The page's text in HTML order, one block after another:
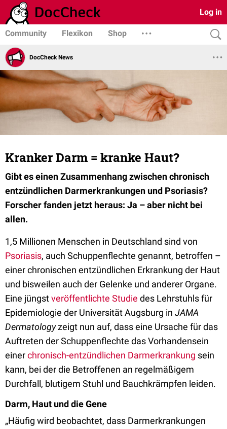
Log in
Community Flexikon Shop
DocCheck News
Kranker Darm = kranke Haut?
Gibt es einen Zusammenhang zwischen chronisch
entzündlichen Darmerkrankungen und Psoriasis?
Forscher fanden jetzt heraus: Ja – aber nicht bei
allen.
1,5 Millionen Menschen in Deutschland sind von
Psoriasis, auch Schuppenflechte genannt, betroffen –
einer chronischen entzündlichen Erkrankung der Haut
und bisweilen auch der Gelenke und anderer Organe.
Eine jüngstveröffentlichte Studie des Lehrstuhls für
Epidemiologie der Universität Augsburg in JAMA
Dermatologyzeigt nun auf, dass eine Ursache für das
Auftreten der Schuppenflechte das Vorhandensein
einerchronisch-entzündlichen Darmerkrankung sein
kann, bei der die Betroffenen an regelmäßigem
Durchfall, blutigem Stuhl und Bauchkrämpfen leiden.
Darm, Haut und die Gene
„Häufig wird beobachtet, dass Darmerkrankungen